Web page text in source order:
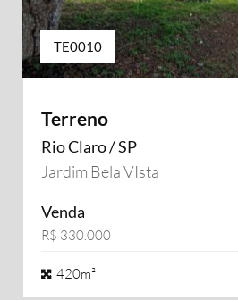
TE0010
Terreno
Rio Claro / SP
Jardim Bela VIsta
Venda
R$ 330.000
420m²